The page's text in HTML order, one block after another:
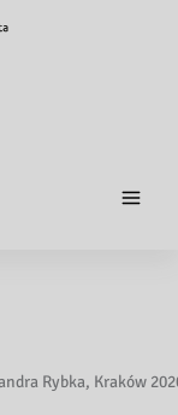
Rybka, Kraków